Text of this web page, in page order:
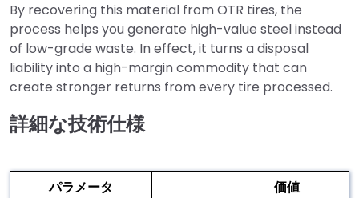
By recovering this material from OTR tires, the
process helps you generate high-value steel instead
of low-grade waste. In effect, it turns a disposal
liability into a high-margin commodity that can
create stronger returns from every tire processed.
詳細な技術仕様
パラメータ
価値